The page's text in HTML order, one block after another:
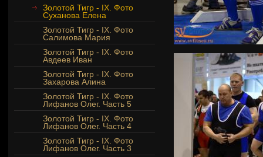
Золотой Тигр - IX. Фото
Суханова Елена
Золотой Тигр - IX. Фото
Салимова Мария
Золотой Тигр - IX. Фото
Авдеев Иван
Золотой Тигр - IX. Фото
Захарова Алина
Золотой Тигр - IX. Фото
Лифанов Олег. Часть 5
Золотой Тигр - IX. Фото
Лифанов Олег. Часть 4
Золотой Тигр - IX. Фото
Лифанов Олег. Часть 3